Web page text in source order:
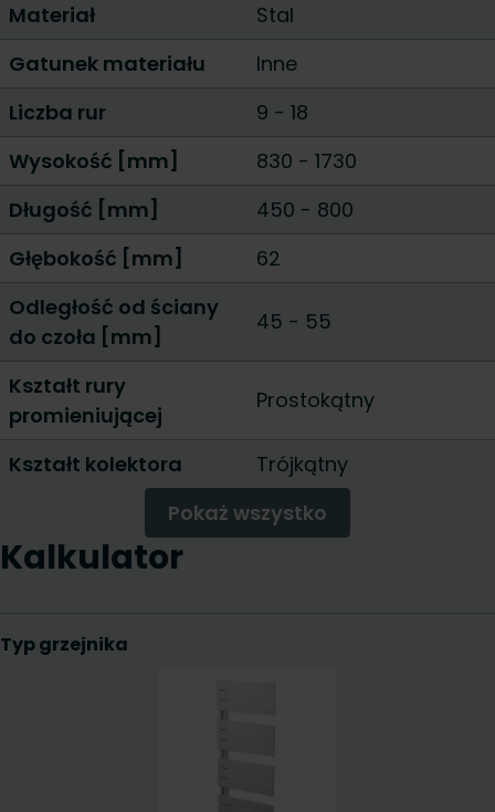
Materiał
Stal
Gatunek materiału
Inne
Liczba rur
9 - 18
Wysokość [mm]
830 - 1730
Długość [mm]
450 - 800
Głębokość [mm]
62
Odległość od ściany
do czoła [mm]
45 - 55
Kształt rury
promieniującej
Prostokątny
Kształt kolektora
Trójkątny
Pokaż wszystko
Kalkulator